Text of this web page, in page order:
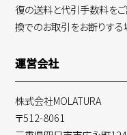
復の送料と代引手数料を
換でのお取引をお断りする
運営会社
株式会社MOLATURA
〒512-8061